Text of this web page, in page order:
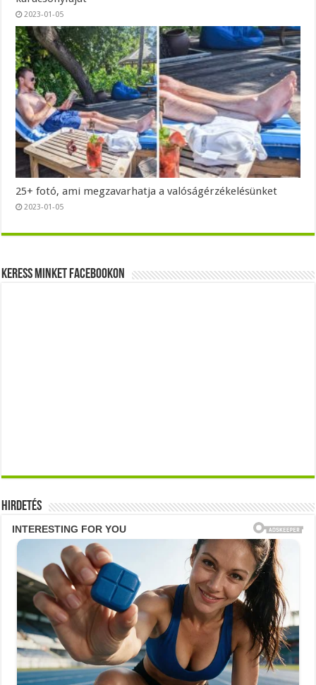
2023-01-05
25+ fotó, ami megzavarhatja a valóságérzékelésünket
2023-01-05
Keress minket Facebookon
Hirdetés